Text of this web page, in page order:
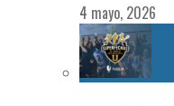
4 mayo, 2026